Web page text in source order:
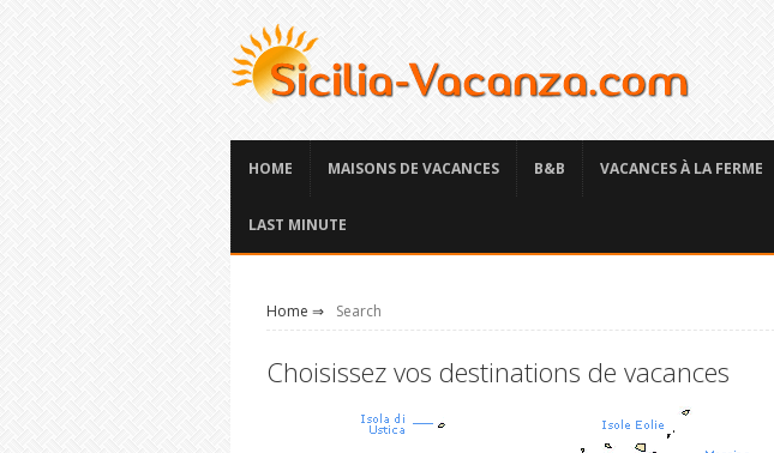
HOME MAISONS DE VACANCES B&B VACANCES À LA FERME
LAST MINUTE
Home ⇒ Search
Choisissez vos destinations de vacances